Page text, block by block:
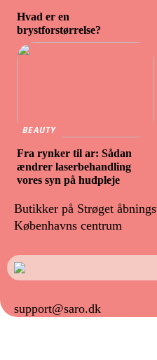
Hvad er en
brystforstørrelse?
BEAUTY
Fra rynker til ar: Sådan
ændrer laserbehandling
vores syn på hudpleje
Butikker på Strøget
Københavns centrum
support@saro.dk